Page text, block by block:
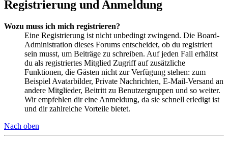
Registrierung und Anmeldung
Wozu muss ich mich registrieren?
Eine Registrierung ist nicht unbedingt zwingend. Die Board-
Administration dieses Forums entscheidet, ob du registriert
sein musst, um Beiträge zu schreiben. Auf jeden Fall erhältst
du als registriertes Mitglied Zugriff auf zusätzliche
Funktionen, die Gästen nicht zur Verfügung stehen: zum
Beispiel Avatarbilder, Private Nachrichten, E-Mail-Versand an
andere Mitglieder, Beitritt zu Benutzergruppen und so weiter.
Wir empfehlen dir eine Anmeldung, da sie schnell erledigt ist
und dir zahlreiche Vorteile bietet.
Nach oben